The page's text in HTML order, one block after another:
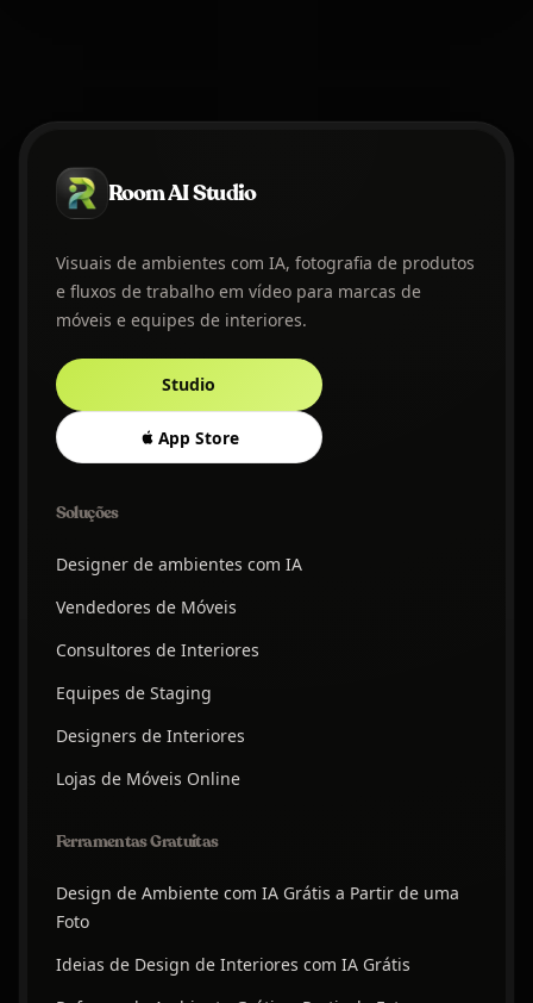
Room AI Studio
Visuais de ambientes com IA, fotografia de produtos
e fluxos de trabalho em vídeo para marcas de
móveis e equipes de interiores.
Studio
App Store
Soluções
Designer de ambientes com IA
Vendedores de Móveis
Consultores de Interiores
Equipes de Staging
Designers de Interiores
Lojas de Móveis Online
Ferramentas Gratuitas
Design de Ambiente com IA Grátis a Partir de uma
Foto
Ideias de Design de Interiores com IA Grátis